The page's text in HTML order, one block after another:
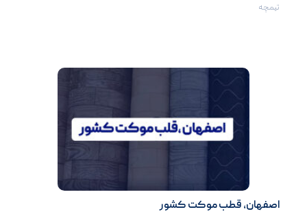
تیمچه
اصفهان، قطب موکت کشور